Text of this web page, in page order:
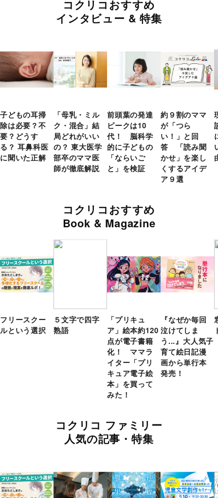
コクリコおすすめ
インタビュー & 特集
子どもの耳掃
除は必要？不
要？どうす
る？ 耳鼻科医
に聞いた正解
「母乳・ミル
ク・混合」結
局どれがいい
の？ 東大医学
部卒のママ医
師が徹底解説
前頭葉の発達
ピークは10
代！ 脳科学
的に子どもの
「ならいご
と」を検証
約９割のママ
が「つら
い！」と回
答 「読み聞
かせ」を楽し
くするアイデ
ア９選
コクリコおすすめ
Book & Magazine
フリースクー
ルという選択
５文字で四字
熟語
「プリキュ
ア」絵本約120
点が電子書籍
化！ ママラ
イター「プリ
キュア電子絵
本」を買って
みた！
『なぜか毎回
泣けてしま
う...』大人気子
育て絵日記漫
画から単行本
発売！
コクリコ ファミリー
人気の記事・特集